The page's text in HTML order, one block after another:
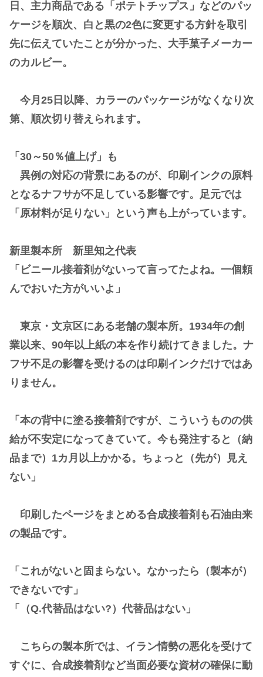
日、主力商品である「ポテトチップス」などのパッ
ケージを順次、白と黒の2色に変更する方針を取引
先に伝えていたことが分かった、大手菓子メーカー
のカルビー。
今月25日以降、カラーのパッケージがなくなり次
第、順次切り替えられます。
「30～50％値上げ」も
異例の対応の背景にあるのが、印刷インクの原料
となるナフサが不足している影響です。足元では
「原材料が足りない」という声も上がっています。
新里製本所 新里知之代表
「ビニール接着剤がないって言ってたよね。一個頼
んでおいた方がいいよ」
東京・文京区にある老舗の製本所。1934年の創
業以来、90年以上紙の本を作り続けてきました。ナ
フサ不足の影響を受けるのは印刷インクだけではあ
りません。
「本の背中に塗る接着剤ですが、こういうものの供
給が不安定になってきていて。今も発注すると（納
品まで）1カ月以上かかる。ちょっと（先が）見え
ない」
印刷したページをまとめる合成接着剤も石油由来
の製品です。
「これがないと固まらない。なかったら（製本が）
できないです」
「（Q.代替品はない?）代替品はない」
こちらの製本所では、イラン情勢の悪化を受けて
すぐに、合成接着剤など当面必要な資材の確保に動